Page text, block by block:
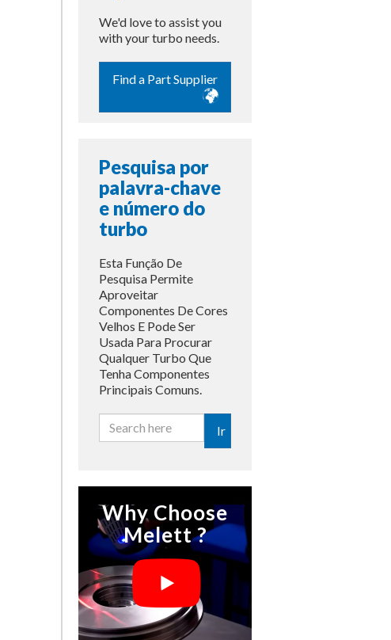
We'd love to assist you
with your turbo needs.
Find a Part Supplier
Pesquisa por
palavra-chave
e número do
turbo
Esta Função De
Pesquisa Permite
Aproveitar
Componentes De Cores
Velhos E Pode Ser
Usada Para Procurar
Qualquer Turbo Que
Tenha Componentes
Principais Comuns.
Ir
Why Choose
Melett ?